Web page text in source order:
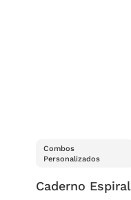
Combos
Personalizados
Caderno Espiral